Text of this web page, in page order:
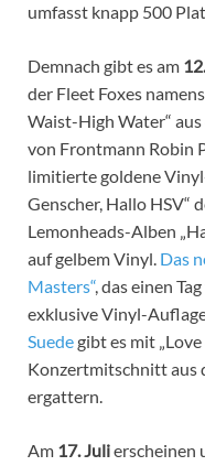
umfasst knapp 500
Demnach gibt es am
der Fleet Foxes
Waist-High Water“
von Frontmann Robin
limitierte goldene
Genscher, Hallo HSV“
Lemonheads-Alben
auf gelbem Vinyl. Das
Masters“, das einen
exklusive Vinyl-
Suedegibt es mit
Konzertmitschnitt aus
ergattern.
Am 17. Julierscheinen